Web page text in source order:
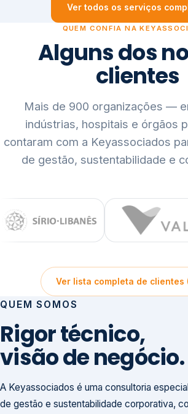
Ver todos os serviços
QUEM CONFIA NA
Alguns dos
clientes
Mais de 900 organizações —
indústrias, hospitais e órgãos
contaram com a Keyassociados
de gestão, sustentabilidade e
Ver lista completa de clientes
QUEM SOMOS
Rigor técnico,
visão de negócio.
A Keyassociados é uma consultoria
de gestão e sustentabilidade corporativa,